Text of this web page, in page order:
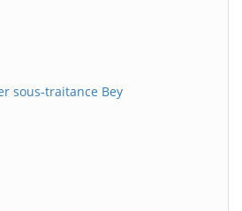
sous-traitance Bey